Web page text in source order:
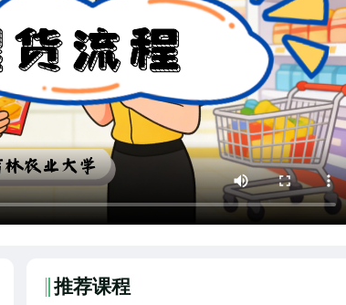
推荐课程